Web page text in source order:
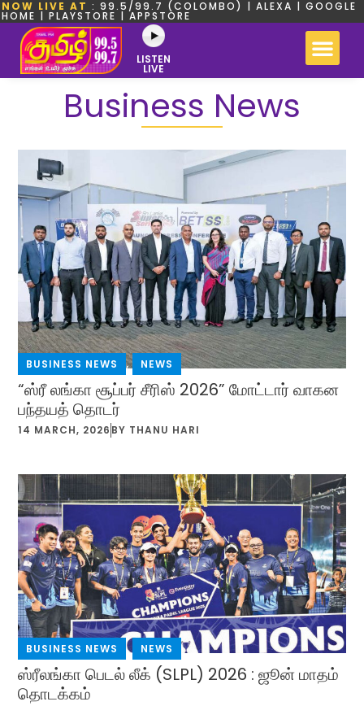
NOW LIVE AT : 99.5/99.7 (COLOMBO) | ALEXA | GOOGLE
HOME | PLAYSTORE | APPSTORE
LISTEN
LIVE
Business News
BUSINESS NEWS , NEWS
“ஸ்ரீ லங்கா சூப்பர் சீரிஸ் 2026” மோட்டார் வாகன
பந்தயத் தொடர்
14 MARCH, 2026 BY THANU HARI
BUSINESS NEWS , NEWS
ஸ்ரீலங்கா பெடல் லீக் (SLPL) 2026 : ஜூன் மாதம்
தொடக்கம்